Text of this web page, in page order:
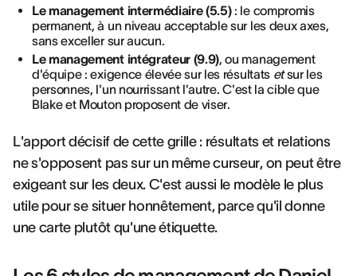
Le management intermédiaire (5.5): le compromis
permanent, à un niveau acceptable sur les deux axes,
sans exceller sur aucun.
Le management intégrateur (9.9), ou management
d'équipe : exigence élevée sur les résultats etsur les
personnes, l'un nourrissant l'autre. C'est la cible que
Blake et Mouton proposent de viser.
L'apport décisif de cette grille : résultats et relations
ne s'opposent pas sur un même curseur, on peut être
exigeant sur les deux. C'est aussi le modèle le plus
utile pour se situer honnêtement, parce qu'il donne
une carte plutôt qu'une étiquette.